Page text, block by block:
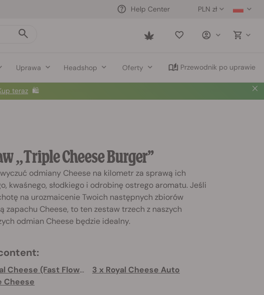
PLN zł
Help Center
Saved
Uprawa Headshop Oferty Przewodnik po uprawie
teraz 🛍️
„Triple Cheese Burger”
odmiany Cheese na kilometr za sprawą ich
kwaśnego, słodkiego i odrobinę ostrego aromatu. Jeśli
na urozmaicenie Twoich następnych zbiorów
zapachu Cheese, to ten zestaw trzech z naszych
odmian Cheese będzie idealny.
3 x Royal Cheese (Fast Flowering)
3 x Royal Cheese Auto
Cheese